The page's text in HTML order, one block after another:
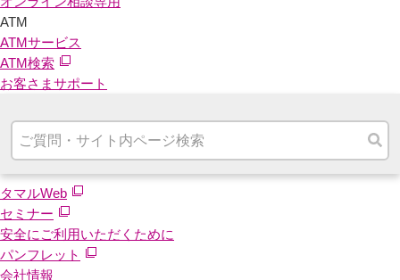
ATM
ATMサービス
ATM検索
お客さまサポート
タマルWeb
セミナー
安全にご利用いただくために
パンフレット
会社情報